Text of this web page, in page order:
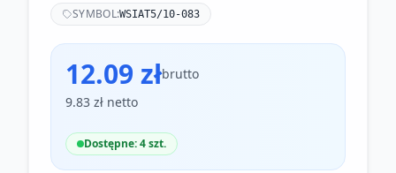
SYMBOL:WSIAT5/10-083
12.09 złbrutto
9.83 zł netto
Dostępne: 4 szt.